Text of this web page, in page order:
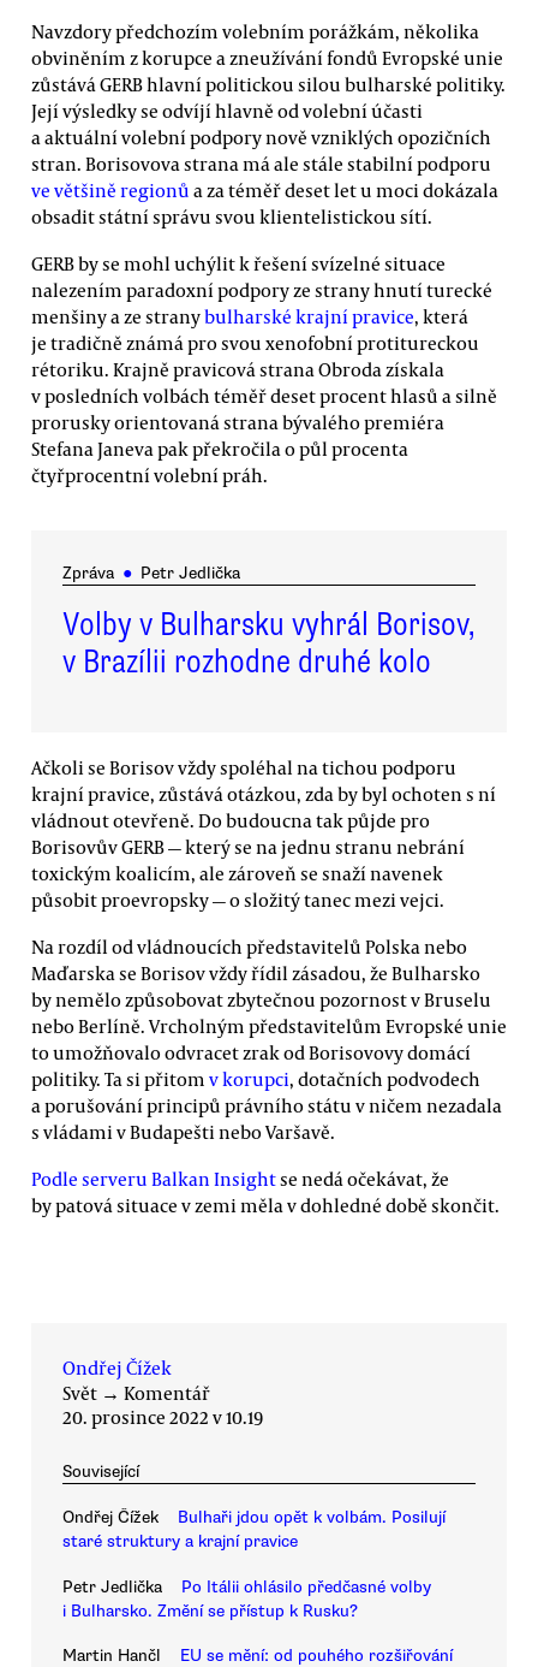
Navzdory předchozím volebním porážkám, několika
obviněním z korupce a zneužívání fondů Evropské unie
zůstává GERB hlavní politickou silou bulharské politiky.
Její výsledky se odvíjí hlavně od volební účasti
a aktuální volební podpory nově vzniklých opozičních
stran. Borisovova strana má ale stále stabilní podporu
ve většině regionů a za téměř deset let u moci dokázala
obsadit státní správu svou klientelistickou sítí.
GERB by se mohl uchýlit k řešení svízelné situace
nalezením paradoxní podpory ze strany hnutí turecké
menšiny a ze stranybulharské krajní pravice, která
je tradičně známá pro svou xenofobní protitureckou
rétoriku. Krajně pravicová strana Obroda získala
v posledních volbách téměř deset procent hlasů a silně
prorusky orientovaná strana bývalého premiéra
Stefana Janeva pak překročila o půl procenta
čtyřprocentní volební práh.
Zpráva ● Petr Jedlička
Volby v Bulharsku vyhrál Borisov,
v Brazílii rozhodne druhé kolo
Ačkoli se Borisov vždy spoléhal na tichou podporu
krajní pravice, zůstává otázkou, zda by byl ochoten s ní
vládnout otevřeně. Do budoucna tak půjde pro
Borisovův GERB — který se na jednu stranu nebrání
toxickým koalicím, ale zároveň se snaží navenek
působit proevropsky — o složitý tanec mezi vejci.
Na rozdíl od vládnoucích představitelů Polska nebo
Maďarska se Borisov vždy řídil zásadou, že Bulharsko
by nemělo způsobovat zbytečnou pozornost v Bruselu
nebo Berlíně. Vrcholným představitelům Evropské unie
to umožňovalo odvracet zrak od Borisovovy domácí
politiky. Ta si přitom v korupci, dotačních podvodech
a porušování principů právního státu v ničem nezadala
s vládami v Budapešti nebo Varšavě.
Podle serveru Balkan Insightse nedá očekávat, že
by patová situace v zemi měla v dohledné době skončit.
Ondřej Čížek
Svět → Komentář
20. prosince 2022 v 10.19
Související
Ondřej Čížek
Bulhaři jdou opět k volbám. Posilují
staré struktury a krajní pravice
Petr Jedlička
Po Itálii ohlásilo předčasné volby
i Bulharsko. Změní se přístup k Rusku?
Martin Hančl
EU se mění: od pouhého rozšiřování